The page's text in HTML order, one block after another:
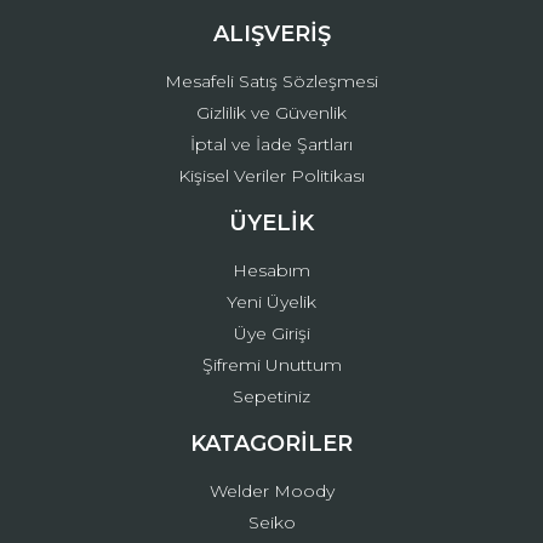
ALIŞVERİŞ
Mesafeli Satış Sözleşmesi
Gizlilik ve Güvenlik
İptal ve İade Şartları
Kişisel Veriler Politikası
ÜYELİK
Hesabım
Yeni Üyelik
Üye Girişi
Şifremi Unuttum
Sepetiniz
KATAGORİLER
Welder Moody
Seiko